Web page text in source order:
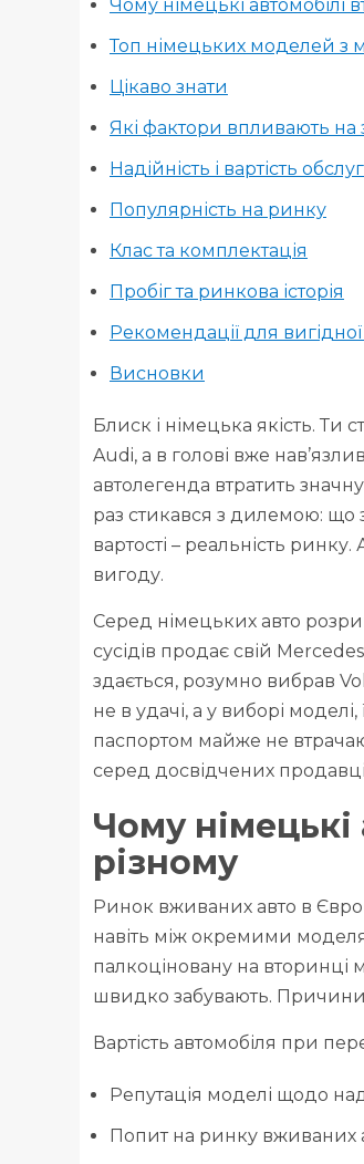
Чому німецькі автомобілі
Топ німецьких моделей з
Цікаво знати
Які фактори впливають на
Надійність і вартість
Популярність на ринку
Клас та комплектація
Пробіг та ринкова історія
Рекомендації для
Висновки
Блиск і німецька якість. Ти
Audi, а в голові вже
автолегенда втратить
раз стикався з дилемою: що
вартості – реальність
вигоду.
Серед німецьких авто
сусідів продає свій
здається, розумно вибрав
не в удачі, а у виборі моделі,
паспортом майже не
серед досвідчених
Чому німецькі
різному
Ринок вживаних авто в
навіть між окремими
палкоціновану на вторинці
швидко забувають. Причини
Вартість автомобіля при
Репутація моделі щодо
Попит на ринку вживаних